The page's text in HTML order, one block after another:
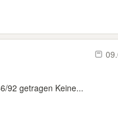
92 getragen Keine...